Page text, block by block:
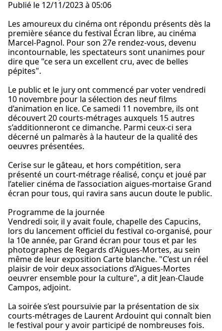
Publié le 12/11/2023 à 05:06
Les amoureux du cinéma ont répondu présents dès la
première séance du festival Écran libre, au cinéma
Marcel-Pagnol. Pour son 27e rendez-vous, devenu
incontournable, les spectateurs sont unanimes pour
dire que "ce sera un excellent cru, avec de belles
pépites".
Le public et le jury ont commencé par voter vendredi
10 novembre pour la sélection des neuf films
d’animation en lice. Ce samedi 11 novembre, ils ont
découvert 20 courts-métrages auxquels 15 autres
s’additionneront ce dimanche. Parmi ceux-ci sera
décerné un palmarès à la hauteur de la qualité des
oeuvres présentées.
Cerise sur le gâteau, et hors compétition, sera
présenté un court-métrage réalisé, conçu et joué par
l’atelier cinéma de l’association aigues-mortaise Grand
écran pour tous, qui ravira sans aucun doute le public.
Programme de la journée
Vendredi soir, il y avait foule, chapelle des Capucins,
lors du lancement officiel du festival co-organisé, pour
la 10e année, par Grand écran pour tous et par les
photographes de Regards d’Aigues-Mortes, au sein
même de leur exposition Carte blanche. "C’est un réel
plaisir de voir deux associations d’Aigues-Mortes
oeuvrer ensemble pour la culture", a dit Jean-Claude
Campos, adjoint.
La soirée s’est poursuivie par la présentation de six
courts-métrages de Laurent Ardouint qui connaît bien
le festival pour y avoir participé de nombreuses fois.